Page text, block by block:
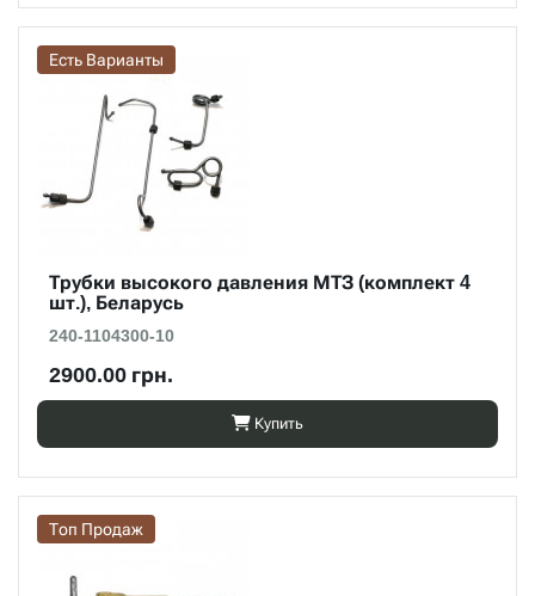
Есть Варианты
Трубки высокого давления МТЗ (комплект 4
шт.), Беларусь
240-1104300-10
2900.00 грн.
Купить
Топ Продаж